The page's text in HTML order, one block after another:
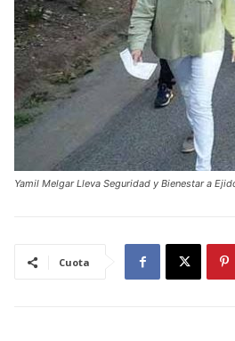
Yamil Melgar Lleva Seguridad y Bienestar a
Cuota